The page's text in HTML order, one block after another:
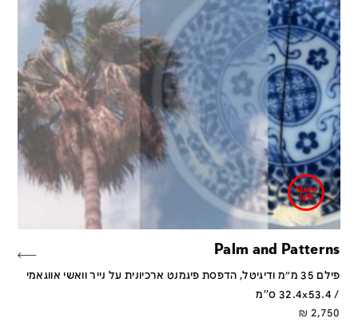
Palm and Patterns
פילם 35 מ״מ ודיגיטל, הדפסת פיגמנט ארכיונית על נייר וואשי אווגאמי
/ 32.4x53.4 ס''מ
2,750
₪